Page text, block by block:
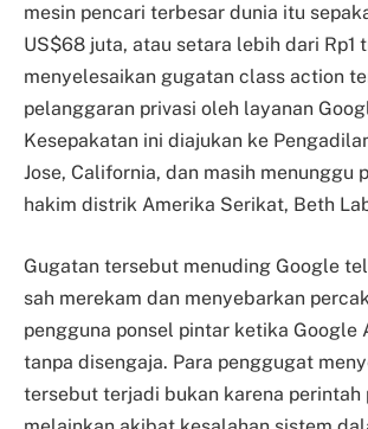
mesin pencari terbesar dunia itu
US$68 juta, atau setara lebih dari Rp1
menyelesaikan gugatan class action
pelanggaran privasi oleh layanan
Kesepakatan ini diajukan ke
Jose, California, dan masih menunggu
hakim distrik Amerika Serikat, Beth
Gugatan tersebut menuding Google
sah merekam dan menyebarkan
pengguna ponsel pintar ketika Google
tanpa disengaja. Para penggugat
tersebut terjadi bukan karena perintah